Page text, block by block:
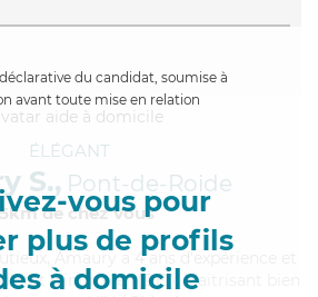
du candidat, soumise à
avant toute mise en relation
vous pour
plus de profils
à domicile
ÉLÉGANT
S., Pont-de-Roide
de chez Vous
Amaury a 4 ans d'expérience et
d'infirmier (DEI). Maitrisant bien